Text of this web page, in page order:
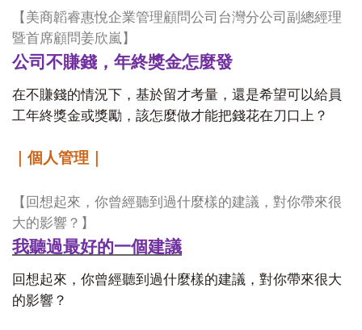
【美商韜睿惠悅企業管理顧問公司台灣分公司副總經理
暨首席顧問姜欣嵐】
公司不賺錢，年終獎金怎麼發
在不賺錢的情況下，基於留才考量，還是希望可以給員
工年終獎金或獎勵，該怎麼做才能把錢花在刀口上？
｜個人管理｜
【回想起來，你曾經聽到過什麼樣的建議，對你帶來很
大的影響？】
我聽過最好的一個建議
回想起來，你曾經聽到過什麼樣的建議，對你帶來很大
的影響？